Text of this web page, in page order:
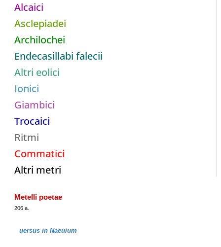
Alcaici
Asclepiadei
Archilochei
Endecasillabi falecii
Altri eolici
Ionici
Giambici
Trocaici
Ritmi
Commatici
Altri metri
Metelli poetae
206 a.
uersus in Naeuium